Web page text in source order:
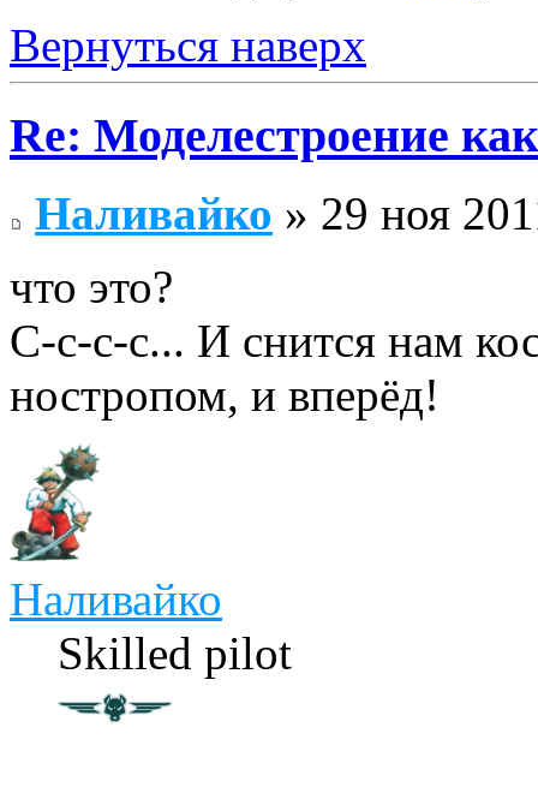
Вернуться наверх
Re: Моделестроение
Наливайко » 29 ноя
что это?
С-с-с-с... И снится нам
ностропом, и вперёд!
Наливайко
Skilled pilot